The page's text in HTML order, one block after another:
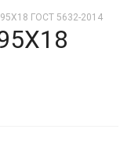
ГОСТ 5632-2014